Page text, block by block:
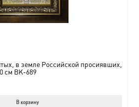
в земле Российской просиявших,
см BK-689
В корзину